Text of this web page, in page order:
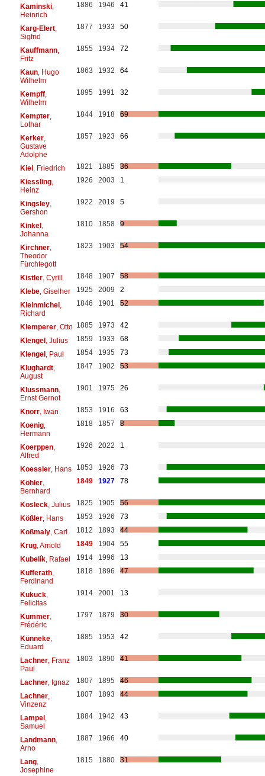
Kaminski,
Heinrich
1886 1946 41
Karg-Elert,
Sigfrid
1877 1933 50
Kauffmann,
Fritz
1855 1934 72
Kaun, Hugo
Wilhelm
1863 1932 64
Kempff,
Wilhelm
1895 1991 32
Kempter,
Lothar
1844 1918 69
Kerker,
Gustave
Adolphe
1857 1923 66
Kiel , Friedrich 1821 1885
36
Kiessling,
Heinz
1926 2003 1
Kingsley,
Gershon
1922 2019 5
Kinkel ,
Johanna
1810 1858 9
Kirchner,
Theodor
Fürchtegott
1823 1903 54
Kistler, Cyrill 1848 1907
58
Klebe, Giselher 1925 2009
2
Kleinmichel ,
Richard
1846 1901 52
Klemperer, Otto 1885 1973
42
Klengel , Julius 1859 1933
68
Klengel , Paul 1854 1935
73
Klughardt,
August
1847 1902 53
Klussmann,
Ernst Gernot
1901 1975 26
Knorr, Iwan 1853 1916
63
Koenig,
Hermann
1818 1857 8
Koerppen,
Alfred
1926 2022 1
Koessler, Hans 1853 1926
73
Köhler,
Bernhard
1849 1927 78
Kosleck, Julius 1825 1905
56
Kößler, Hans 1853 1926
73
Koßmaly, Carl 1812 1893
44
Krug, Arnold 1849 1904
55
Kubelík, Rafael 1914 1996
13
Kufferath,
Ferdinand
1818 1896 47
Kukuck,
Felicitas
1914 2001 13
Kummer,
Frédéric
1797 1879 30
Künneke,
Eduard
1885 1953 42
Lachner, Franz
Paul
1803 1890 41
Lachner, Ignaz 1807 1895
46
Lachner,
Vinzenz
1807 1893 44
Lampel ,
Samuel
1884 1942 43
Landmann,
Arno
1887 1966 40
Lang,
Josephine
1815 1880 31